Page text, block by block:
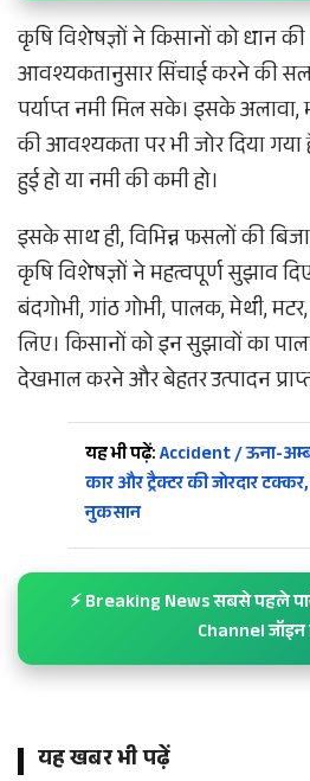
कृषि विशेषज्ञों ने किसानों को धान
आवश्यकतानुसार सिंचाई करने की
पर्याप्त नमी मिल सके। इसके
की आवश्यकता पर भी जोर दिया गया
हुई हो या नमी की कमी हो।
इसके साथ ही, विभिन्न फसलों की
कृषि विशेषज्ञों ने महत्वपूर्ण सुझाव
बंदगोभी, गांठ गोभी, पालक, मेथी,
लिए। किसानों को इन सुझावों का
देखभाल करने और बेहतर उत्पादन
यह भी पढ़ें:Accident / ऊना-अम्ब
कार और ट्रैक्टर की जोरदार
नुकसान
⚡ Breaking News सबसे पहले
Channel
यह खबर भी पढ़ें